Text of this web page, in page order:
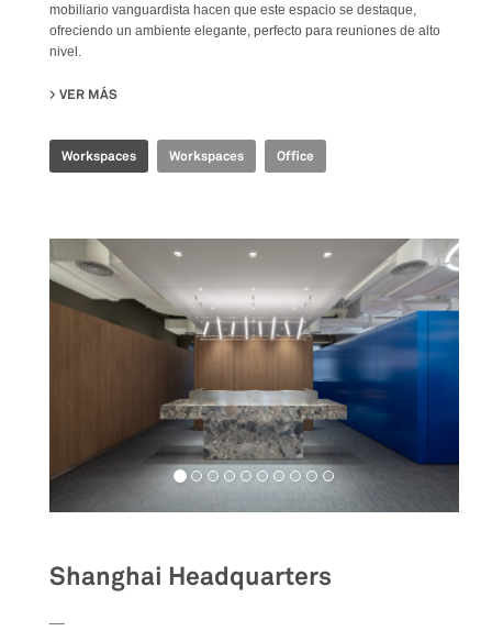
mobiliario vanguardista hacen que este espacio se destaque,
ofreciendo un ambiente elegante, perfecto para reuniones de alto
nivel.
VER MÁS
Workspaces Workspaces Office
Shanghai Headquarters